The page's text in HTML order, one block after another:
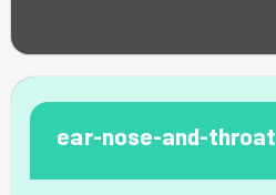
ear-nose-and-throat